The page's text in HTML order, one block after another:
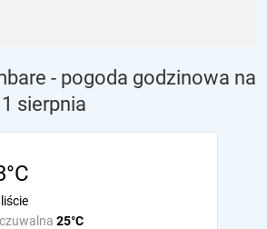
- pogoda godzinowa na
sierpnia
25°C